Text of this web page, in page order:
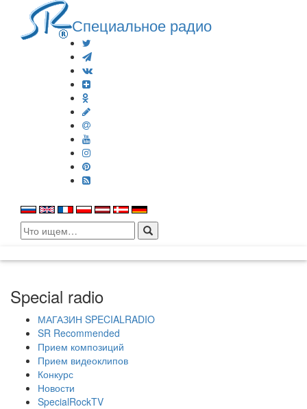
Специальное радио
Search
for:
Special radio
МАГАЗИН SPECIALRADIO
SR Recommended
Прием композиций
Прием видеоклипов
Конкурс
Новости
SpecialRockTV